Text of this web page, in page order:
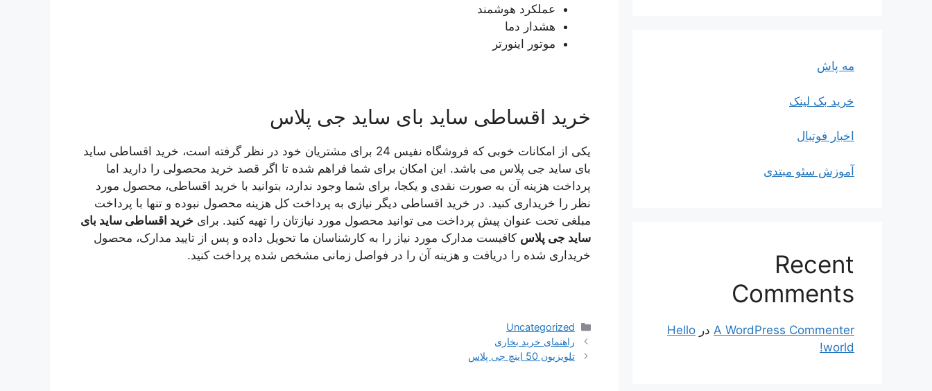
عملکرد هوشمند
هشدار دما
موتور اینورتر
خرید اقساطی ساید بای ساید جی پلاس
یکی از امکانات خوبی که فروشگاه نفیس 24 برای مشتریان خود در نظر گرفته است، خرید اقساطی ساید
بای ساید جی پلاس می باشد. این امکان برای شما فراهم شده تا اگر قصد خرید محصولی را دارید اما
پرداخت هزینه آن به صورت نقدی و یکجا، برای شما وجود ندارد، بتوانید با خرید اقساطی، محصول مورد
نظر را خریداری کنید. در خرید اقساطی دیگر نیازی به پرداخت کل هزینه محصول نبوده و تنها با پرداخت
مبلغی تحت عنوان پیش پرداخت می توانید محصول مورد نیازتان را تهیه کنید. برای خرید اقساطی ساید بای
ساید جی پلاس کافیست مدارک مورد نیاز را به کارشناسان ما تحویل داده و پس از تایید مدارک، محصول
خریداری شده را دریافت و هزینه آن را در فواصل زمانی مشخص شده پرداخت کنید.
دسته‌ها
Uncategorized
راهنمای خرید بخاری
تلویزیون 50 اینچ جی پلاس
مه پاش
خرید بک لینک
اخبار فوتبال
آموزش سئو مبتدی
Recent
Comments
A WordPress Commenter در Hello
world!